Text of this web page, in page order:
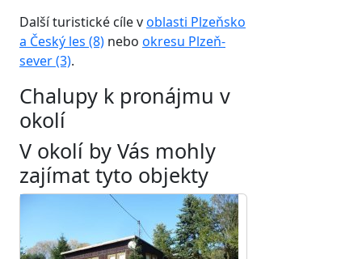
Další turistické cíle voblasti Plzeňsko
a Český les (8) nebo okresu Plzeň-
sever (3).
Chalupy k pronájmu v
okolí
V okolí by Vás mohly
zajímat tyto objekty